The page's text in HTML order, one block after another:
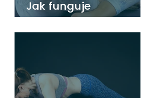
Jak funguje
Hypopresivní metoda